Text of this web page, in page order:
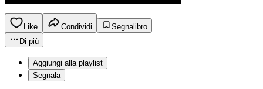
Like Condividi
Segnalibro
Di più
Aggiungi alla playlist
Segnala